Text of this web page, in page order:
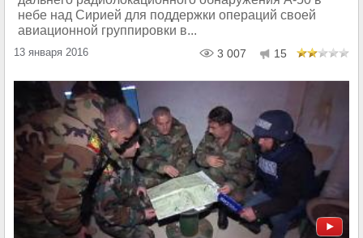
небе над Сирией для поддержки операций своей
авиационной группировки в...
13 января 2016 3 007 15